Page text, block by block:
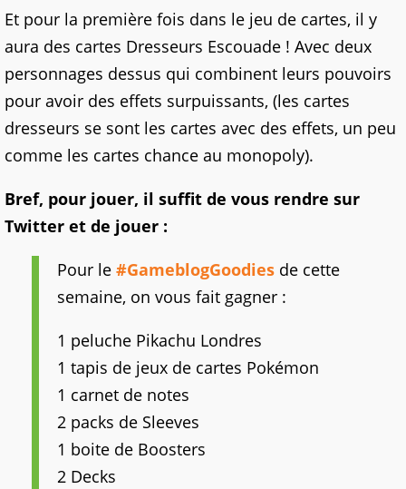
Et pour la première fois dans le jeu de cartes, il y
aura des cartes Dresseurs Escouade ! Avec deux
personnages dessus qui combinent leurs pouvoirs
pour avoir des effets surpuissants, (les cartes
dresseurs se sont les cartes avec des effets, un peu
comme les cartes chance au monopoly).
Bref, pour jouer, il suffit de vous rendre sur
Twitter et de jouer :
Pour le #GameblogGoodies de cette
semaine, on vous fait gagner :
1 peluche Pikachu Londres
1 tapis de jeux de cartes Pokémon
1 carnet de notes
2 packs de Sleeves
1 boite de Boosters
2 Decks